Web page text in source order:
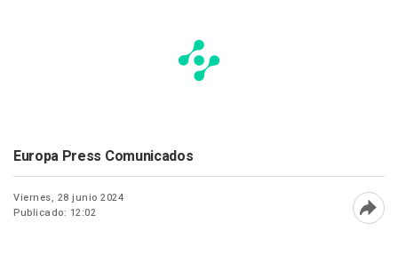
Europa Press Comunicados
Viernes, 28 junio 2024
Publicado: 12:02